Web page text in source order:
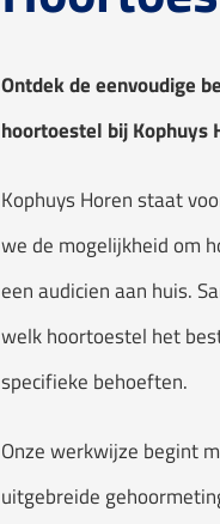
Ontdek de eenvoudige
hoortoestel bij Kophuys
Kophuys Horen staat
we de mogelijkheid om
een audicien aan huis.
welk hoortoestel het
specifieke behoeften.
Onze werkwijze begint
uitgebreide